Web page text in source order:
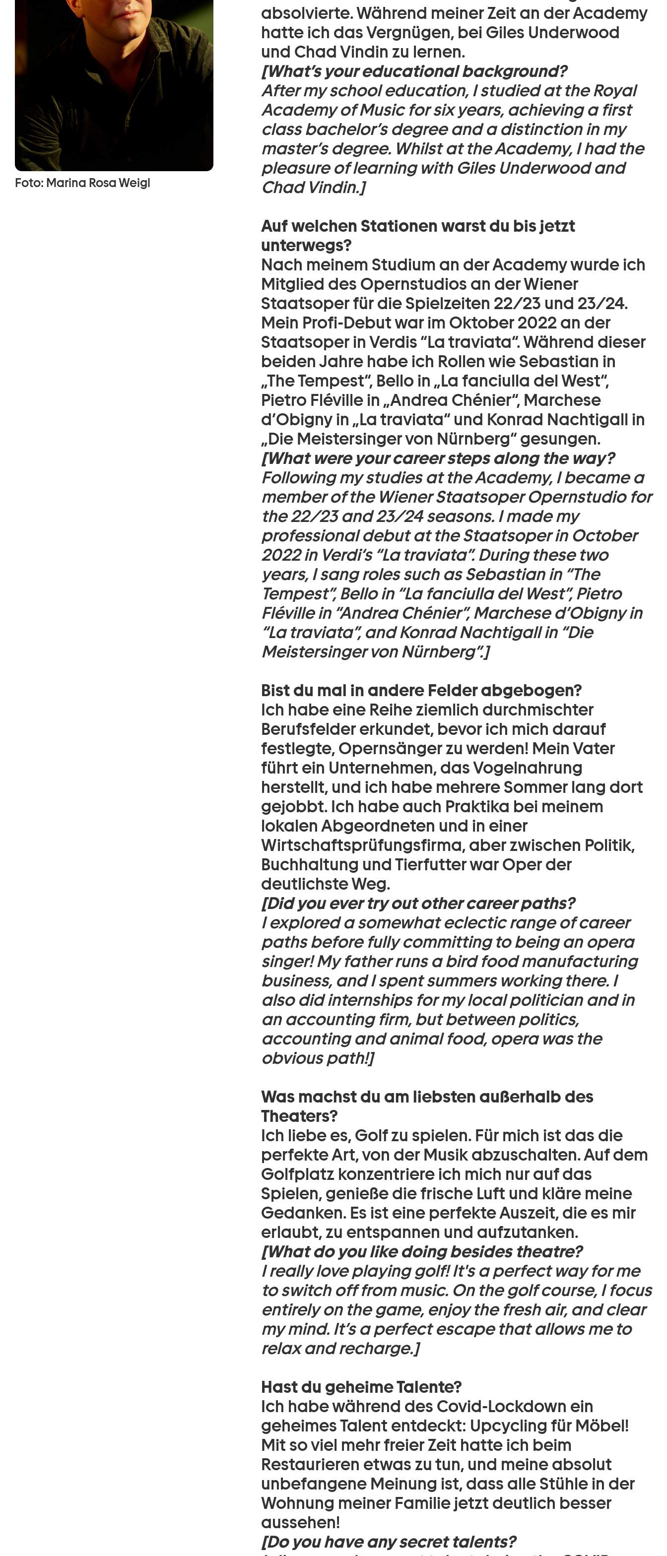
Foto: Marina Rosa Weigl
absolvierte. Während meiner Zeit an der Academy
hatte ich das Vergnügen, bei Giles Underwood
und Chad Vindin zu lernen.
[What’s your educational background?
After my school education, I studied at the Royal
Academy of Music for six years, achieving a first
class bachelor’s degree and a distinction in my
master’s degree. Whilst at the Academy, I had the
pleasure of learning with Giles Underwood and
Chad Vindin.]
Auf welchen Stationen warst du bis jetzt
unterwegs?
Nach meinem Studium an der Academy wurde ich
Mitglied des Opernstudios an der Wiener
Staatsoper für die Spielzeiten 22/23 und 23/24.
Mein Profi-Debut war im Oktober 2022 an der
Staatsoper in Verdis “La traviata“. Während dieser
beiden Jahre habe ich Rollen wie Sebastian in
„The Tempest“, Bello in „La fanciulla del West“,
Pietro Fléville in „Andrea Chénier“, Marchese
d’Obigny in „La traviata“ und Konrad Nachtigall in
„Die Meistersinger von Nürnberg“ gesungen.
[What were your career steps along the way?
Following my studies at the Academy, I became a
member of the Wiener Staatsoper Opernstudio for
the 22/23 and 23/24 seasons. I made my
professional debut at the Staatsoper in October
2022 in Verdi‘s “La traviata”. During these two
years, I sang roles such as Sebastian in “The
Tempest”, Bello in “La fanciulla del West”, Pietro
Fléville in “Andrea Chénier”, Marchese d’Obigny in
“La traviata”, and Konrad Nachtigall in “Die
Meistersinger von Nürnberg”.]
Bist du mal in andere Felder abgebogen?
Ich habe eine Reihe ziemlich durchmischter
Berufsfelder erkundet, bevor ich mich darauf
festlegte, Opernsänger zu werden! Mein Vater
führt ein Unternehmen, das Vogelnahrung
herstellt, und ich habe mehrere Sommer lang dort
gejobbt. Ich habe auch Praktika bei meinem
lokalen Abgeordneten und in einer
Wirtschaftsprüfungsfirma, aber zwischen Politik,
Buchhaltung und Tierfutter war Oper der
deutlichste Weg.
[Did you ever try out other career paths?
I explored a somewhat eclectic range of career
paths before fully committing to being an opera
singer! My father runs a bird food manufacturing
business, and I spent summers working there. I
also did internships for my local politician and in
an accounting firm, but between politics,
accounting and animal food, opera was the
obvious path!]
Was machst du am liebsten außerhalb des
Theaters?
Ich liebe es, Golf zu spielen. Für mich ist das die
perfekte Art, von der Musik abzuschalten. Auf dem
Golfplatz konzentriere ich mich nur auf das
Spielen, genieße die frische Luft und kläre meine
Gedanken. Es ist eine perfekte Auszeit, die es mir
erlaubt, zu entspannen und aufzutanken.
[What do you like doing besides theatre?
I really love playing golf! It's a perfect way for me
to switch off from music. On the golf course, I focus
entirely on the game, enjoy the fresh air, and clear
my mind. It’s a perfect escape that allows me to
relax and recharge.]
Hast du geheime Talente?
Ich habe während des Covid-Lockdown ein
geheimes Talent entdeckt: Upcycling für Möbel!
Mit so viel mehr freier Zeit hatte ich beim
Restaurieren etwas zu tun, und meine absolut
unbefangene Meinung ist, dass alle Stühle in der
Wohnung meiner Familie jetzt deutlich besser
aussehen!
[Do you have any secret talents?